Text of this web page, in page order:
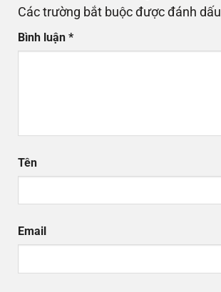
Các trường bắt buộc được đánh dấu
Bình luận *
Tên
Email